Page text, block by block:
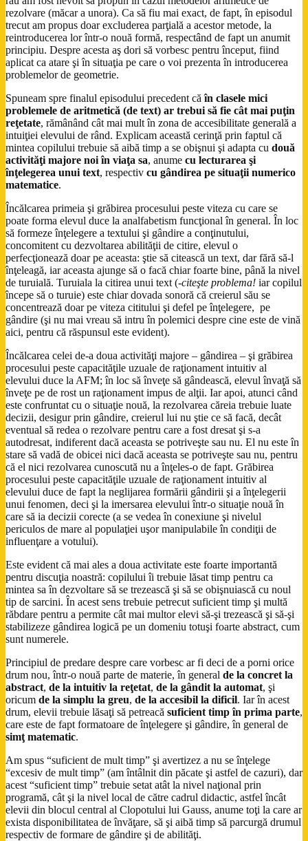
rezolvare (măcar a unora). Ca să fiu mai exact, de fapt, în episodul
trecut am propus doar excluderea parţială a acestor metode, la
reintroducerea lor într-o nouă formă, respectând de fapt un anumit
principiu. Despre acesta aş dori să vorbesc pentru început, fiind
aplicat ca atare şi în situaţia pe care o voi prezenta în introducerea
problemelor de geometrie.
Spuneam spre finalul episodului precedent căîn clasele mici
problemele de aritmetică (de text) ar trebui să fie cât mai puţin
reţetate, rămânând cât mai mult în zona de accesibilitate generală a
intuiţiei elevului de rând. Explicam această cerinţă prin faptul că
mintea copilului trebuie să aibă timp a se obişnui şi adapta cu două
activităţi majore noi în viaţa sa, anume cu lecturarea şi
înţelegerea unui text, respectiv cu gândirea pe situaţii numerico
matematice.
Încălcarea primeia şi grăbirea procesului peste viteza cu care se
poate forma elevul duce la analfabetism funcţional în general. În loc
să formeze înţelegere a textului şi gândire a conţinutului,
concomitent cu dezvoltarea abilităţii de citire, elevul o
perfecţionează doar pe aceasta: ştie să citească un text, dar fără să-l
înţeleagă, iar aceasta ajunge să o facă chiar foarte bine, până la nivel
de turuială. Turuiala la citirea unui text (-citeşte problema! iar copilul
începe să o turuie) este chiar dovada sonoră că creierul său se
concentrează doar pe viteza cititului şi defel pe înţelegere, pe
gândire (şi nu mai vreau să intru în polemici despre cine este de vină
aici, pentru că răspunsul este evident).
Încălcarea celei de-a doua activităţi majore – gândirea – şi grăbirea
procesului peste capacităţile uzuale de raţionament intuitiv al
elevului duce la AFM; în loc să înveţe să gândească, elevul învaţă să
înveţe pe de rost un raţionament impus de alţii. Iar apoi, atunci când
este confruntat cu o situaţie nouă, la rezolvarea căreia trebuie luate
decizii, desigur prin gândire, creierul lui nu ştie ce să facă, decât
eventual să redea o rezolvare pentru care a fost dresat şi s-a
autodresat, indiferent dacă aceasta se potriveşte sau nu. El nu este în
stare să vadă de obicei nici dacă aceasta se potriveşte sau nu, pentru
că el nici rezolvarea cunoscută nu a înţeles-o de fapt. Grăbirea
procesului peste capacităţile uzuale de raţionament intuitiv al
elevului duce de fapt la neglijarea formării gândirii şi a înţelegerii
unui fenomen, deci şi la imersarea elevului într-o situaţie nouă în
care să ia decizii corecte (a se vedea în conexiune şi nivelul
periculos de mare al populaţiei uşor manipulabile în condiţii de
influenţare a votului).
Este evident că mai ales a doua activitate este foarte importantă
pentru discuţia noastră: copilului îi trebuie lăsat timp pentru ca
mintea sa în dezvoltare să se trezească şi să se obişnuiască cu noul
tip de sarcini. În acest sens trebuie petrecut suficient timp şi multă
răbdare pentru a permite cât mai multor elevi să-şi trezească şi să-şi
stabilizeze gândirea logică pe un domeniu totuşi foarte abstract, cum
sunt numerele.
Principiul de predare despre care vorbesc ar fi deci de a porni orice
drum nou, într-o nouă parte de materie, în general de la concret la
abstract, de la intuitiv la reţetat, de la gândit la automat, şi
oricum de la simplu la greu, de la accesibil la dificil. Iar în acest
drum, elevii trebuie lăsaţi să petreacă suficient timp în prima parte,
care este de fapt formatoare de înţelegere şi gândire, în general de
simţ matematic.
Am spus “suficient de mult timp” şi avertizez a nu se înţelege
“excesiv de mult timp” (am întâlnit din păcate şi astfel de cazuri), dar
acest “suficient timp” trebuie setat atât la nivel naţional prin
programă, cât şi la nivel local de către cadrul didactic, astfel încât
elevii din blocul central al Clopotului lui Gauss, anume toţi la care ar
exista disponibilitatea de învăţare, să şi aibă timp să parcurgă drumul
respectiv de formare de gândire şi de abilităţi.